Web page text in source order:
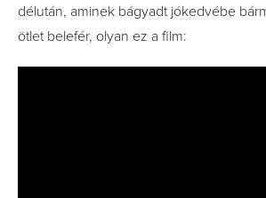
délután, aminek bágyadt jókedvébe
ötlet belefér, olyan ez a film: